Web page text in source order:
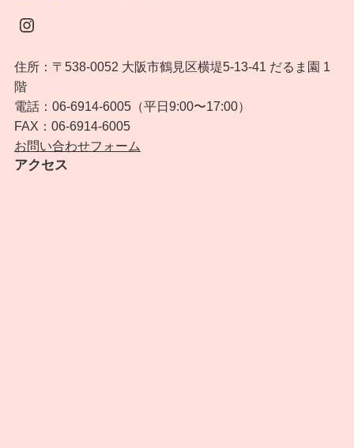
Instagram
住所：〒538-0052 大阪市鶴見区横堤5-13-41 だるま園 1
階
電話：06-6914-6005（平日9:00〜17:00）
FAX：06-6914-6005
お問い合わせフォーム
アクセス